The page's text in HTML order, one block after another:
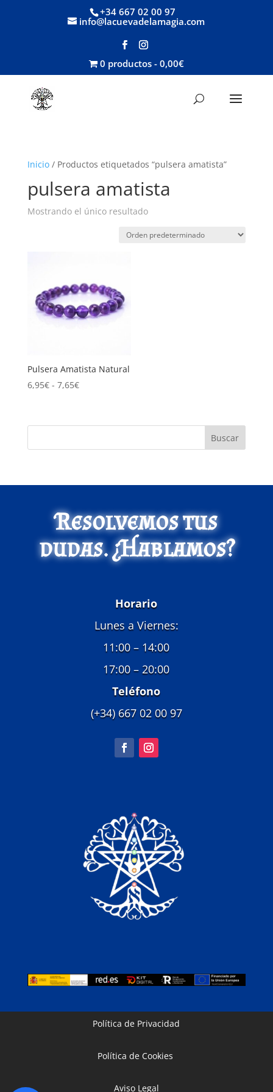
+34 667 02 00 97
info@lacuevadelamagia.com
0 productos 0,00€
Inicio/ Productos etiquetados “pulsera amatista”
pulsera amatista
Mostrando el único resultado
Pulsera Amatista Natural
6,95€ - 7,65€Rango
desde
Buscar
Resolvemos tus
dudas. ¿Hablamos?
Horario
Lunes a Viernes:
11:00 – 14:00
17:00 – 20:00
Teléfono
(+34) 667 02 00 97
Política de Privacidad
Política de Cookies
Aviso Legal